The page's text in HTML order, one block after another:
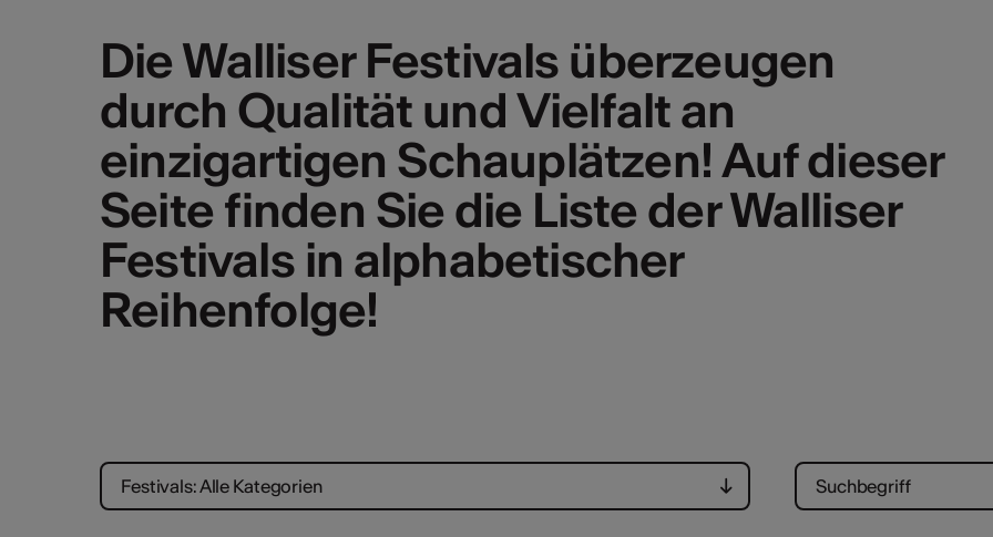
Die Walliser Festivals überzeugen
durch Qualität und Vielfalt an
einzigartigen Schauplätzen! Auf dieser
Seite finden Sie die Liste der Walliser
Festivals in alphabetischer
Reihenfolge!
Festivals: Alle Kategorien